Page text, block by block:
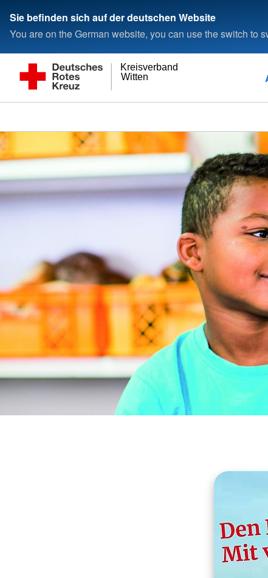
Sie befinden sich auf der deutschen Website
You are on the German website, you can use the switch to
Witten
Kreisverband